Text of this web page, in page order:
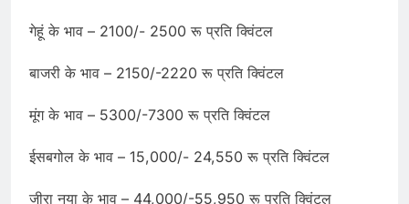
गेहूं के भाव – 2100/- 2500 रू प्रति क्विंटल
बाजरी के भाव – 2150/-2220 रू प्रति क्विंटल
मूंग के भाव – 5300/-7300 रू प्रति क्विंटल
ईसबगोल के भाव – 15,000/- 24,550 रू प्रति क्विंटल
जीरा नया के भाव – 44,000/-55,950 रू प्रति क्विंटल